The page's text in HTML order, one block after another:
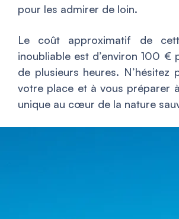
pour les admirer de loin.
Le coût approximatif de
inoubliable est d’environ 100 €
de plusieurs heures. N’hésitez
votre place et à vous préparer
unique au cœur de la nature